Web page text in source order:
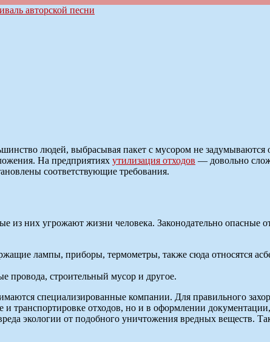
людей, выбрасывая пакет с мусором не задумываются
На предприятиях утилизация отходов — довольно
соответствующие требования.
из них угрожают жизни человека. Законодательно опасные
лампы, приборы, термометры, также сюда относятся
строительный мусор и другое.
специализированные компании. Для правильного
и транспортировке отходов, но и в оформлении
экологии от подобного уничтожения вредных веществ.